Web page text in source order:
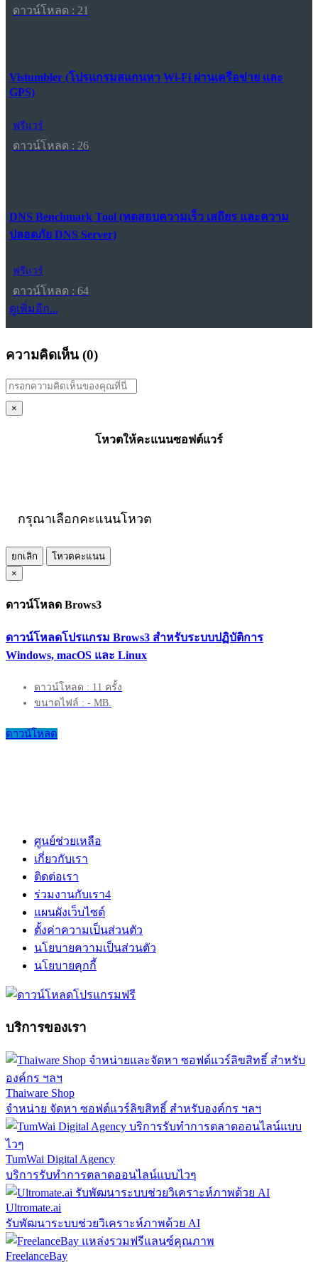
ดาวน์โหลด : 21
Vistumbler (โปรแกรมสแกนหา Wi-Fi ผ่านเครือข่าย และ
GPS)
ฟรีแวร์
ดาวน์โหลด : 26
DNS Benchmark Tool (ทดสอบความเร็ว เสถียร และความ
ปลอดภัย DNS Server)
ฟรีแวร์
ดาวน์โหลด : 64
ดูเพิ่มอีก...
ความคิดเห็น (0)
×
โหวตให้คะแนนซอฟต์แวร์
กรุณาเลือกคะแนนโหวต
ยกเลิก
โหวตคะแนน
×
ดาวน์โหลด Brows3
ดาวน์โหลดโปรแกรม Brows3 สำหรับระบบปฏิบัติการ
Windows, macOS และ Linux
ดาวน์โหลด : 11 ครั้ง
ขนาดไฟล์ : - MB.
ดาวน์โหลด
ศูนย์ช่วยเหลือ
เกี่ยวกับเรา
ติดต่อเรา
ร่วมงานกับเรา4
แผนผังเว็บไซต์
ตั้งค่าความเป็นส่วนตัว
นโยบายความเป็นส่วนตัว
นโยบายคุกกี้
บริการของเรา
Thaiware Shop
จำหน่าย จัดหา ซอฟต์แวร์ลิขสิทธิ์ สำหรับองค์กร ฯลฯ
TumWai Digital Agency
บริการรับทำการตลาดออนไลน์แบบไวๆ
Ultromate.ai
รับพัฒนาระบบช่วยวิเคราะห์ภาพด้วย AI
FreelanceBay